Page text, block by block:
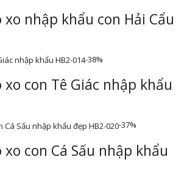
nhập khẩu con Hải Cẩu
-38%
con Tê Giác nhập khẩu
-37%
con Cá Sấu nhập khẩu